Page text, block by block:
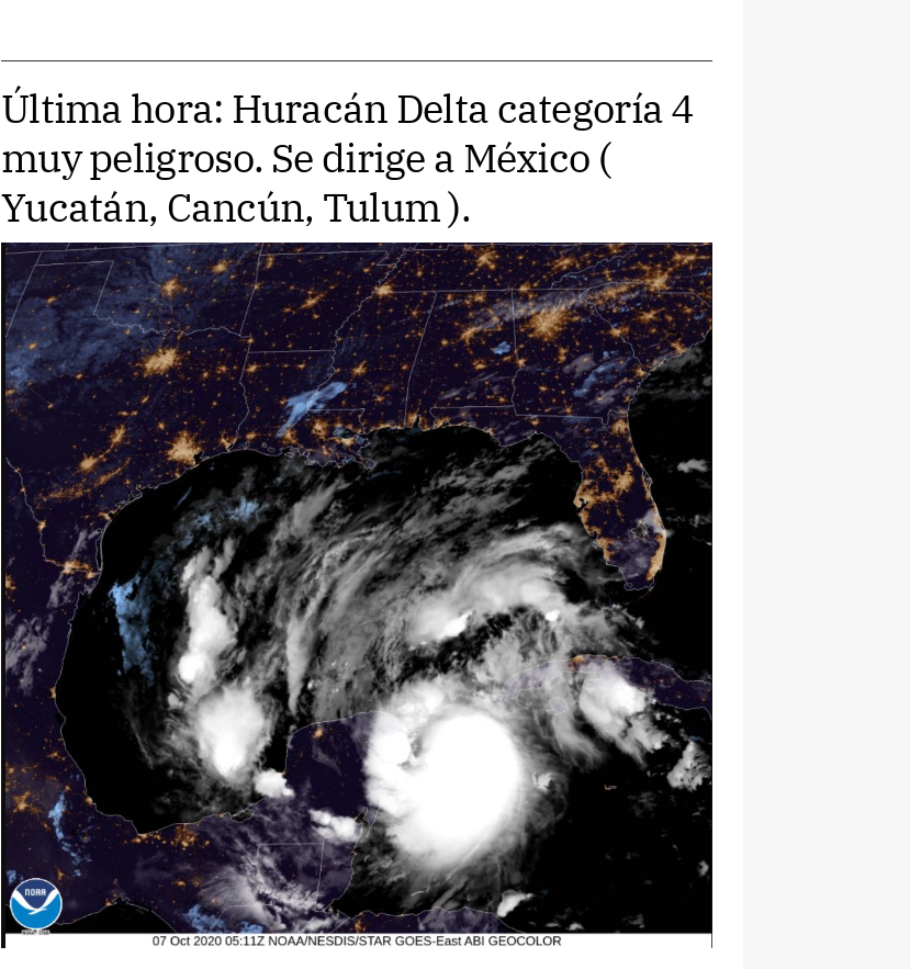
Última hora: Huracán Delta categoría 4
muy peligroso. Se dirige a México (
Yucatán, Cancún, Tulum ).